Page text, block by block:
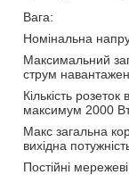
Вага:
Номінальна
Максимальний
струм
Кількість розеток
максимум 2000
Макс загальна
вихідна
Постійні